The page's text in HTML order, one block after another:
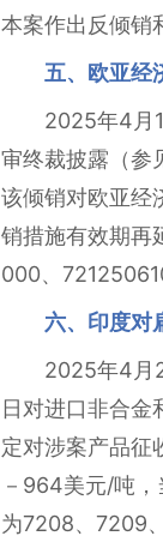
本案作出反倾销
五、欧亚经
2025年4月
审终裁披露（参
该倾销对欧亚经
销措施有效期再
000、
六、印度对
2025年4月
日对进口非合
定对涉案产品征
－964美元/吨
为7208、7209